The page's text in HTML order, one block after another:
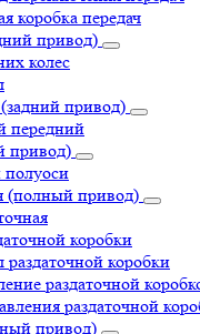
коробка передач
привод)
колес
привод)
передний
привод)
(полный привод)
коробки
коробки
раздаточной
раздаточной
привод)